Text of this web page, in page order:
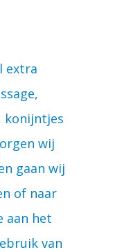
extra
konijntjes
wij
gaan wij
of naar
aan het
van